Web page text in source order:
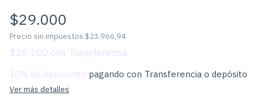
$29.000
Precio sin impuestos $23.966,94
$26.100 con
10% de descuento pagando con Transferencia o depósito
Ver más detalles